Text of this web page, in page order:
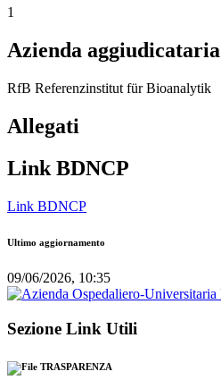
1
Azienda aggiudicataria
RfB Referenzinstitut für Bioanalytik
Allegati
Link BDNCP
Link BDNCP
Ultimo aggiornamento
09/06/2026, 10:35
Sezione Link Utili
TRASPARENZA